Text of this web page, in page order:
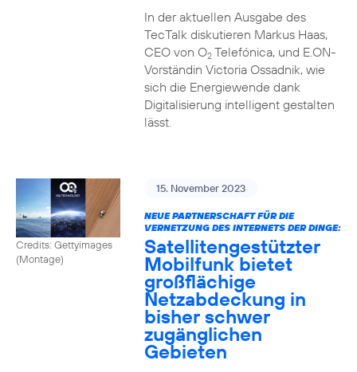
In der aktuellen Ausgabe des
TecTalk diskutieren Markus Haas,
CEO von O2Telefónica, und E.ON-
Vorständin Victoria Ossadnik, wie
sich die Energiewende dank
Digitalisierung intelligent gestalten
lässt.
Credits: Gettyimages
(Montage)
15. November 2023
NEUE PARTNERSCHAFT FÜR DIE
VERNETZUNG DES INTERNETS DER DINGE:
Satellitengestützter
Mobilfunk bietet
großflächige
Netzabdeckung in
bisher schwer
zugänglichen
Gebieten